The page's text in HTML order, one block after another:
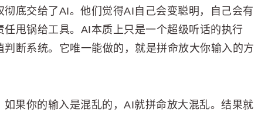
底交给了AI。他们觉得AI自己会变聪明，自己会有
甩锅给工具。AI本质上只是一个超级听话的执行
断系统。它唯一能做的，就是拼命放大你输入的方
果你的输入是混乱的，AI就拼命放大混乱。结果就